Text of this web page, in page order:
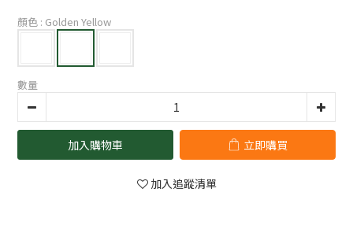
顏色 : Golden Yellow
數量
加入購物車 立即購買
加入追蹤清單